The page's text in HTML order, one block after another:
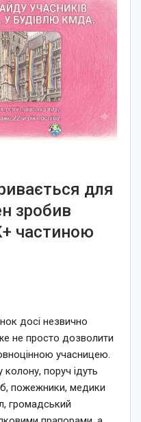
для
зробив
частиною
досі незвично
не просто дозволити
учасницею.
поруч ідуть
пожежники, медики
громадський